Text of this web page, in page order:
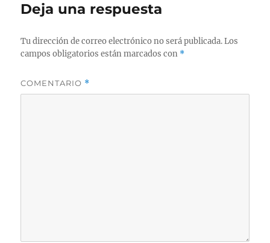
Deja una respuesta
Tu dirección de correo electrónico no será publicada. Los
campos obligatorios están marcados con *
COMENTARIO *